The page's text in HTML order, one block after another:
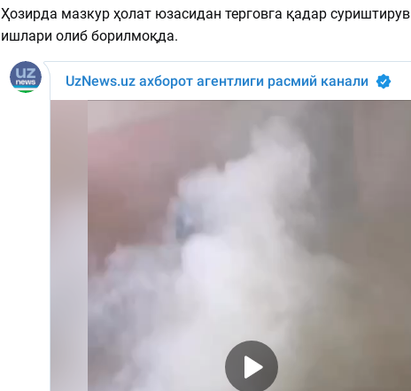
Ҳозирда мазкур ҳолат юзасидан терговга қадар суриштирув
ишлари олиб борилмоқда.